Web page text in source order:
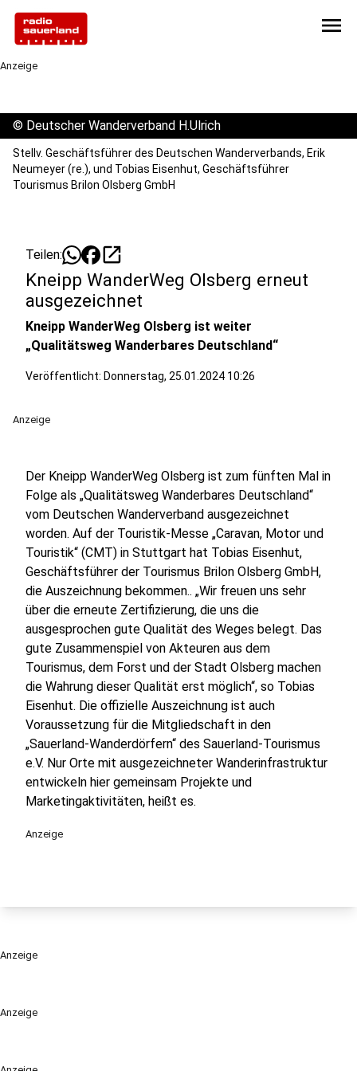
menu
Anzeige
Anzeige
© Deutscher Wanderverband H.Ulrich
Stellv. Geschäftsführer des Deutschen Wanderverbands, Erik
Neumeyer (re.), und Tobias Eisenhut, Geschäftsführer
Tourismus Brilon Olsberg GmbH
Teilen: open_in_new
Kneipp WanderWeg Olsberg erneut
ausgezeichnet
Kneipp WanderWeg Olsberg ist weiter
„Qualitätsweg Wanderbares Deutschland“
Veröffentlicht: Donnerstag, 25.01.2024 10:26
Anzeige
Der Kneipp WanderWeg Olsberg ist zum fünften Mal in
Folge als „Qualitätsweg Wanderbares Deutschland“
vom Deutschen Wanderverband ausgezeichnet
worden. Auf der Touristik-Messe „Caravan, Motor und
Touristik“ (CMT) in Stuttgart hat Tobias Eisenhut,
Geschäftsführer der Tourismus Brilon Olsberg GmbH,
die Auszeichnung bekommen.. „Wir freuen uns sehr
über die erneute Zertifizierung, die uns die
ausgesprochen gute Qualität des Weges belegt. Das
gute Zusammenspiel von Akteuren aus dem
Tourismus, dem Forst und der Stadt Olsberg machen
die Wahrung dieser Qualität erst möglich“, so Tobias
Eisenhut. Die offizielle Auszeichnung ist auch
Voraussetzung für die Mitgliedschaft in den
„Sauerland-Wanderdörfern“ des Sauerland-Tourismus
e.V. Nur Orte mit ausgezeichneter Wanderinfrastruktur
entwickeln hier gemeinsam Projekte und
Marketingaktivitäten, heißt es.
Anzeige
Anzeige